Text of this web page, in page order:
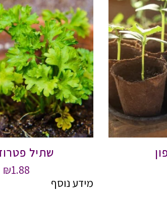
שתיל
₪1.88
מידע נוסף